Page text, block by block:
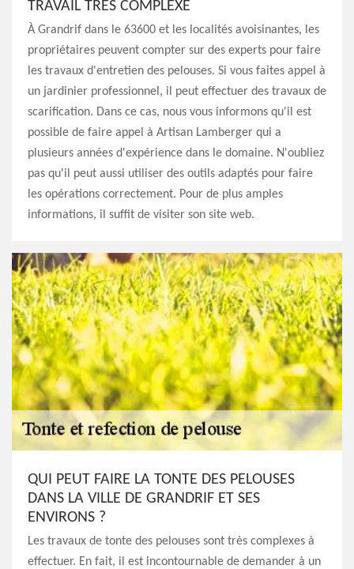
TRAVAIL TRÈS COMPLEXE
À Grandrif dans le 63600 et les localités avoisinantes, les
propriétaires peuvent compter sur des experts pour faire
les travaux d'entretien des pelouses. Si vous faites appel à
un jardinier professionnel, il peut effectuer des travaux de
scarification. Dans ce cas, nous vous informons qu'il est
possible de faire appel à Artisan Lamberger qui a
plusieurs années d'expérience dans le domaine. N'oubliez
pas qu'il peut aussi utiliser des outils adaptés pour faire
les opérations correctement. Pour de plus amples
informations, il suffit de visiter son site web.
QUI PEUT FAIRE LA TONTE DES PELOUSES
DANS LA VILLE DE GRANDRIF ET SES
ENVIRONS ?
Les travaux de tonte des pelouses sont très complexes à
effectuer. En fait, il est incontournable de demander à un